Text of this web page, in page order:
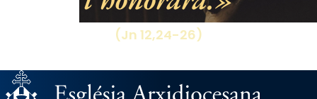
(Jn 12,24-26)